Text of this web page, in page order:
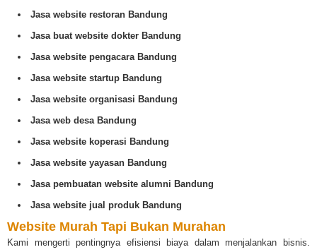
Jasa website restoran Bandung
Jasa buat website dokter Bandung
Jasa website pengacara Bandung
Jasa website startup Bandung
Jasa website organisasi Bandung
Jasa web desa Bandung
Jasa website koperasi Bandung
Jasa website yayasan Bandung
Jasa pembuatan website alumni Bandung
Jasa website jual produk Bandung
Website Murah Tapi Bukan Murahan
Kami mengerti pentingnya efisiensi biaya dalam menjalankan bisnis.